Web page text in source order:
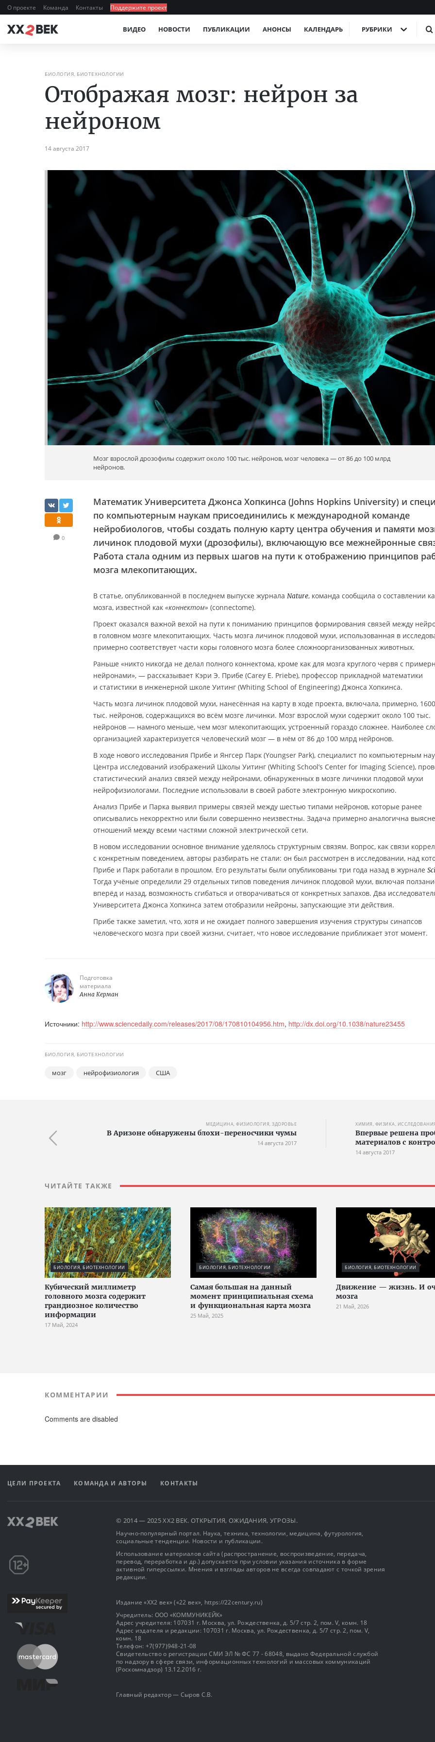
О проекте Команда Контакты Поддержите проект
ВИДЕО НОВОСТИ ПУБЛИКАЦИИ АНОНСЫ КАЛЕНДАРЬ РУБРИКИ
БИОЛОГИЯ, БИОТЕХНОЛОГИИ
Отображая мозг: нейрон за
нейроном
14 августа 2017
Мозг взрослой дрозофилы содержит около 100 тыс. нейронов, мозг человека — от 86 до 100 млрд
нейронов.
0
Математик Университета Джонса Хопкинса (Johns Hopkins University) и
по компьютерным наукам присоединились к международной команде
нейробиологов, чтобы создать полную карту центра обучения и памяти
личинок плодовой мухи (дрозофилы), включающую все межнейронные
Работа стала одним из первых шагов на пути к отображению принципов
мозга млекопитающих.
В статье, опубликованной в последнем выпуске журнала Nature, команда сообщила о составлении
мозга, известной как «коннектом» (connectome).
Проект оказался важной вехой на пути к пониманию принципов формирования связей между
в головном мозге млекопитающих. Часть мозга личинок плодовой мухи, использованная в
примерно соответствует части коры головного мозга более сложноорганизованных животных.
Раньше «никто никогда не делал полного коннектома, кроме как для мозга круглого червя с
нейронами», — рассказывает Кэри Э. Прибе (Carey E. Priebe), профессор прикладной математики
и статистики в инженерной школе Уитинг (Whiting School of Engineering) Джонса Хопкинса.
Часть мозга личинок плодовой мухи, нанесённая на карту в ходе проекта, включала, примерно,
тыс. нейронов, содержащихся во всём мозге личинки. Мозг взрослой мухи содержит около 100 тыс.
нейронов — намного меньше, чем мозг млекопитающих, устроенный гораздо сложнее. Наиболее
организацией характеризуется человеческий мозг — в нём от 86 до 100 млрд нейронов.
В ходе нового исследования Прибе и Янгсер Парк (Youngser Park), специалист по компьютерным
Центра исследований изображений Школы Уитинг (Whiting School’s Center for Imaging Science),
статистический анализ связей между нейронами, обнаруженных в мозге личинки плодовой мухи
нейрофизиологами. Последние использовали в своей работе электронную микроскопию.
Анализ Прибе и Парка выявил примеры связей между шестью типами нейронов, которые ранее
описывались некорректно или были совершенно неизвестны. Задача примерно аналогична
отношений между всеми частями сложной электрической сети.
В новом исследовании основное внимание уделялось структурным связям. Вопрос, как связи
с конкретным поведением, авторы разбирать не стали: он был рассмотрен в исследовании, над
Прибе и Парк работали в прошлом. Его результаты были опубликованы три года назад в журнале
Тогда учёные определили 29 отдельных типов поведения личинок плодовой мухи, включая
вперёд и назад, возможность сгибаться и отворачиваться от конкретных запахов. Два
Университета Джонса Хопкинса затем отобразили нейроны, запускающие эти действия.
Прибе также заметил, что, хотя и не ожидает полного завершения изучения структуры синапсов
человеческого мозга при своей жизни, считает, что новое исследование приближает этот момент.
Подготовка
материала
Анна Керман
Источники: http://www.sciencedaily.com/releases/2017/08/170810104956.htm, http://dx.doi.org/10.1038/nature23455
БИОЛОГИЯ, БИОТЕХНОЛОГИИ
мозг нейрофизиология США
МЕДИЦИНА, ФИЗИОЛОГИЯ, ЗДОРОВЬЕ
В Аризоне обнаружены блохи-переносчики чумы
14 августа 2017
ХИМИЯ, ФИЗИКА,
Впервые решена
материалов с
14 августа 2017
ЧИТАЙТЕ ТАКЖЕ
БИОЛОГИЯ, БИОТЕХНОЛОГИИ
Кубический миллиметр
головного мозга содержит
грандиозное количество
информации
17 Май, 2024
БИОЛОГИЯ, БИОТЕХНОЛОГИИ
Cамая большая на данный
момент принципиальная схема
и функциональная карта мозга
25 Май, 2025
БИОЛОГИЯ, БИОТЕХНОЛОГИИ
Движение — жизнь. И
мозга
21 Май, 2026
КОММЕНТАРИИ
Comments are disabled
ЦЕЛИ ПРОЕКТА КОМАНДА И АВТОРЫ КОНТАКТЫ
© 2014 — 2025 XX2 ВЕК. ОТКРЫТИЯ, ОЖИДАНИЯ, УГРОЗЫ.
Научно-популярный портал. Наука, техника, технологии, медицина, футурология,
социальные тенденции. Новости и публикации.
Использование материалов сайта (распространение, воспроизведение, передача,
перевод, переработка и др.) допускается при условии указания источника в форме
активной гиперссылки. Мнения и взгляды авторов не всегда совпадают с точкой зрения
редакции.
Издание «XX2 век» («22 век», https://22century.ru)
Учредитель: OOO «КОММУНИКЕЙК»
Адрес учредителя: 107031 г. Москва, ул. Рождественка, д. 5/7 стр. 2, пом. V, комн. 18
Адрес издателя и редакции: 107031 г. Москва, ул. Рождественка, д. 5/7 стр. 2, пом. V,
комн. 18
Телефон: +7(977)948-21-08
Свидетельство о регистрации СМИ ЭЛ № ФС 77 - 68048, выдано Федеральной службой
по надзору в сфере связи, информационных технологий и массовых коммуникаций
(Роскомнадзор) 13.12.2016 г.
Главный редактор — Сыров С.В.